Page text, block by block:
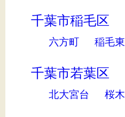
千葉市稲毛区
六方町 稲毛東
千葉市若葉区
北大宮台 桜木